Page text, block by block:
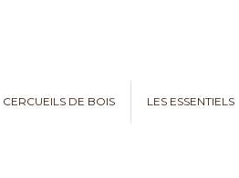
CERCUEILS DE BOIS LES ESSENTIELS